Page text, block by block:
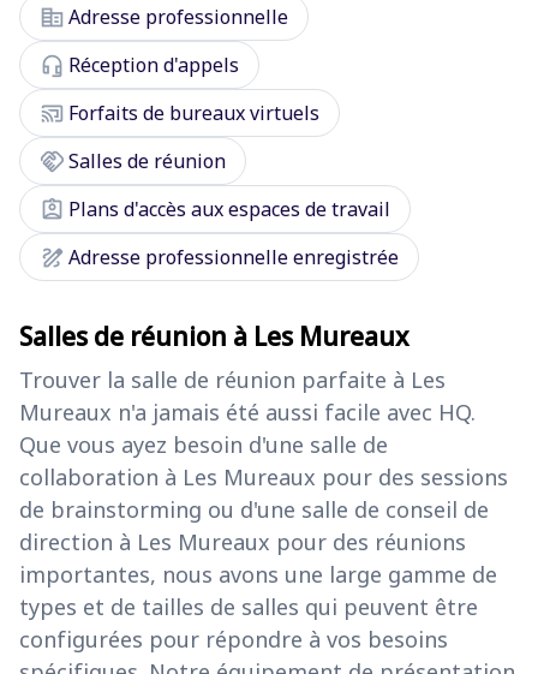
corporate_fareAdresse professionnelle
headset_mic Réception d'appels
cast_connected Forfaits de bureaux virtuels
handshakeSalles de réunion
assignment_ind Plans d'accès aux espaces de travail
draw Adresse professionnelle enregistrée
Salles de réunion à Les Mureaux
Trouver la salle de réunion parfaite à Les
Mureaux n'a jamais été aussi facile avec HQ.
Que vous ayez besoin d'une salle de
collaboration à Les Mureaux pour des sessions
de brainstorming ou d'une salle de conseil de
direction à Les Mureaux pour des réunions
importantes, nous avons une large gamme de
types et de tailles de salles qui peuvent être
configurées pour répondre à vos besoins